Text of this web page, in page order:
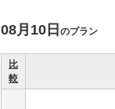
08月10日 のプラン
比
較